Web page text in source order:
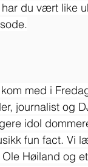
du vært like
med i
journalist og
idol
fun fact. Vi
Høiland og